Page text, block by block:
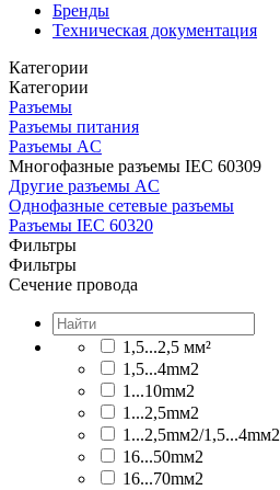
Бренды
Техническая документация
Категории
Категории
Разъeмы
Разъeмы питания
Разъeмы AC
Многофазные разъемы IEC 60309
Другие разъемы AC
Однофазные сетевые разъемы
Разъемы IEC 60320
Фильтры
Фильтры
Сечение провода
1,5...2,5 мм²
1,5...4mм2
1...10mм2
1...2,5mм2
1...2,5mм2/1,5...4mм2
16...50mм2
16...70mм2